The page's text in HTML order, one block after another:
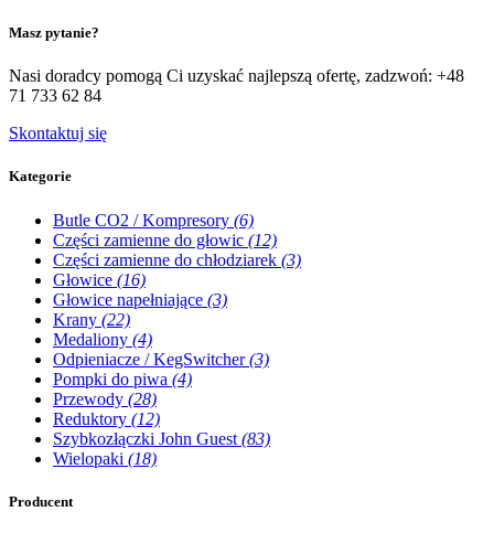
Masz pytanie?
Nasi doradcy pomogą Ci uzyskać najlepszą ofertę, zadzwoń: +48
71 733 62 84
Skontaktuj się
Kategorie
Butle CO2 / Kompresory (6)
Części zamienne do głowic (12)
Części zamienne do chłodziarek (3)
Głowice (16)
Głowice napełniające (3)
Krany (22)
Medaliony (4)
Odpieniacze / KegSwitcher (3)
Pompki do piwa (4)
Przewody (28)
Reduktory (12)
Szybkozłączki John Guest (83)
Wielopaki (18)
Producent